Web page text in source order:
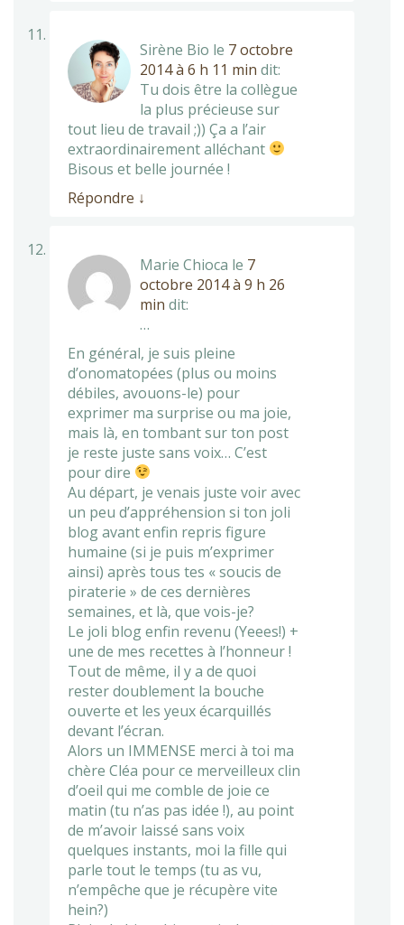
Sirène Bio le 7 octobre
2014 à 6 h 11 min dit:
Tu dois être la collègue
la plus précieuse sur
tout lieu de travail ;)) Ça a l’air
extraordinairement alléchant
Bisous et belle journée !
Répondre ↓
Marie Chioca le 7
octobre 2014 à 9 h 26
min dit:
…
En général, je suis pleine
d’onomatopées (plus ou moins
débiles, avouons-le) pour
exprimer ma surprise ou ma joie,
mais là, en tombant sur ton post
je reste juste sans voix… C’est
pour dire
Au départ, je venais juste voir avec
un peu d’appréhension si ton joli
blog avant enfin repris figure
humaine (si je puis m’exprimer
ainsi) après tous tes « soucis de
piraterie » de ces dernières
semaines, et là, que vois-je?
Le joli blog enfin revenu (Yeees!) +
une de mes recettes à l’honneur !
Tout de même, il y a de quoi
rester doublement la bouche
ouverte et les yeux écarquillés
devant l’écran.
Alors un IMMENSE merci à toi ma
chère Cléa pour ce merveilleux clin
d’oeil qui me comble de joie ce
matin (tu n’as pas idée !), au point
de m’avoir laissé sans voix
quelques instants, moi la fille qui
parle tout le temps (tu as vu,
n’empêche que je récupère vite
hein?)